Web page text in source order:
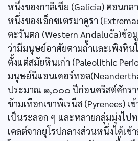
หนึ่งของกาลิเชีย (Galicia) ตอนก
หนึ่งของเอ็กซเตรมาดูรา
ตะวันตก (Western Andalucัa)ข้อ
ว่ามีมนุษย์อาศัยตามถ้ำและเพิงหิน
ตั้งแต่สมัยหินเก่า (Paleolithic
มนุษย์นิแอนเดอร์ทอล
ประมาณ ๑,๐๐๐ ปีก่อนคริสต์ศักรา
ข้ามเทือกเขาพิเรนีส (Pyrenees) เ
เป็นระลอก ๆ และหลายกลุ่มมุ่งไป
เคลต์จากยุโรปกลางส่วนหนึ่งได้เ